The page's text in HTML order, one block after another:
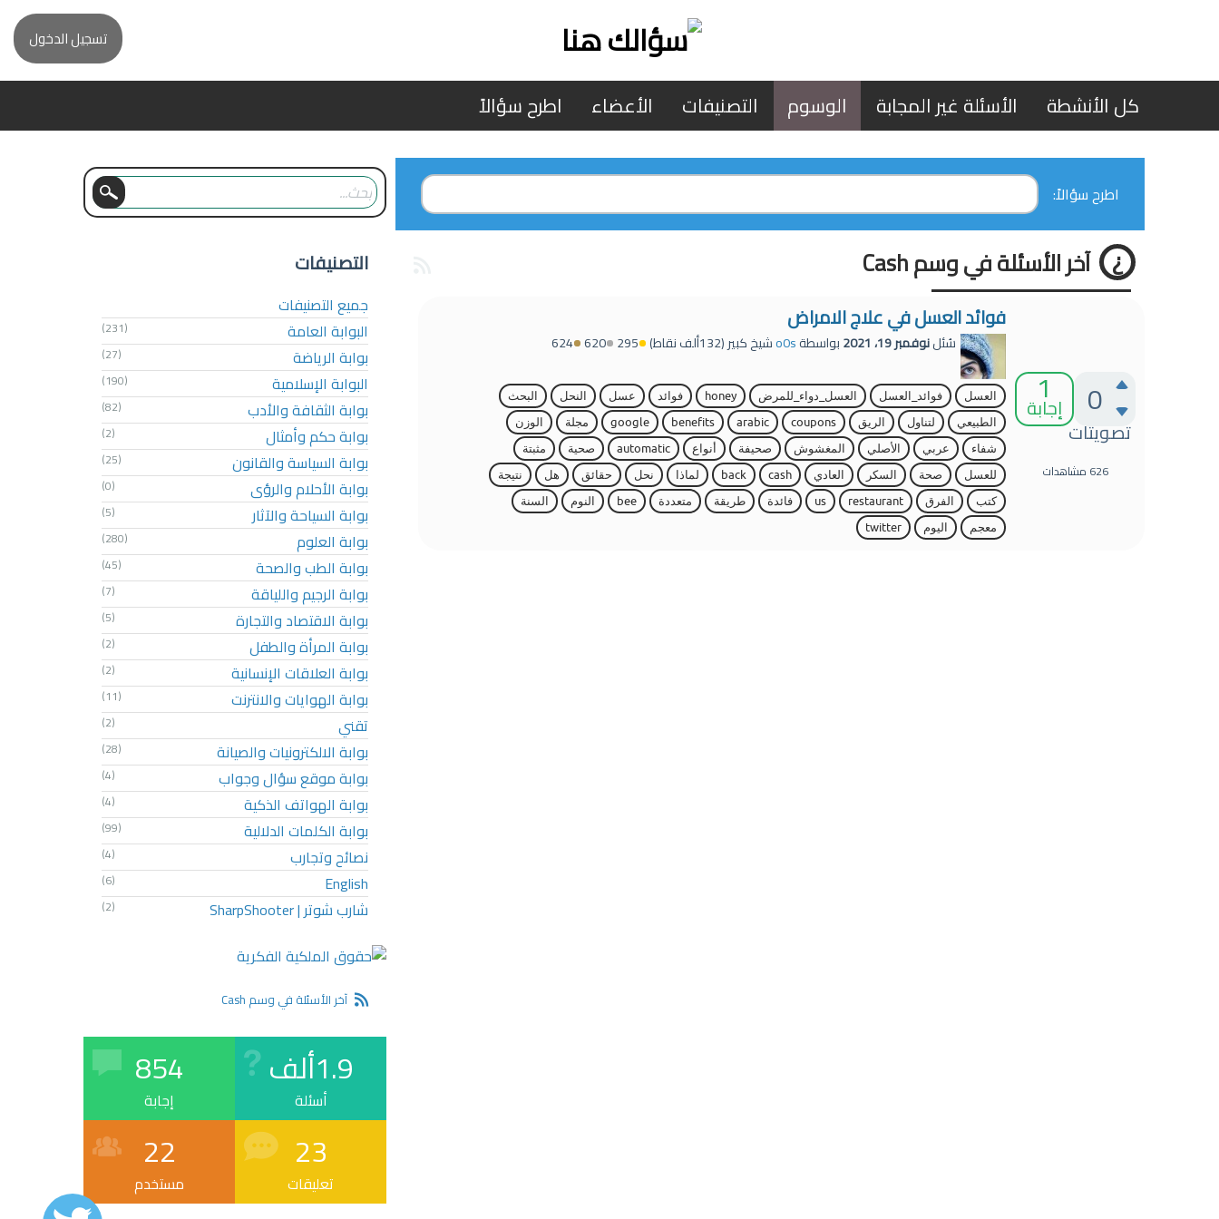
تسجيل الدخول
كل الأنشطة الأسئلة غير المجابة الوسوم التصنيفات الأعضاء اطرح سؤالاً
اطرح سؤالاً:
آخر الأسئلة في وسم Cash
0
تصويتات
1
إجابة
626 مشاهدات
فوائد العسل في علاج الامراض
سُئلنوفمبر 19، 2021 بواسطةo0sشيخ كبير(132ألف نقاط) 295
620
624
العسل فوائد_العسل العسل_دواء_للمرض honey فوائد عسل النحل
البحث
الطبيعي
لتناول الريق coupons
arabic
benefits
google مجلة
الوزن
شفاء
عربي الأصلي المغشوش صحيفة أنواع automatic صحية
مثبتة
للعسل
صحة السكر العادي cash
back لماذا نحل حقائق هل
نتيجة
كتب
الفرق restaurant
us فائدة طريقة متعددة bee النوم
السنة
معجم
اليوم twitter
التصنيفات
جميع التصنيفات
البوابة العامة
(231)
بوابة الرياضة (27)
البوابة الإسلامية (190)
بوابة الثقافة والأدب (82)
بوابة حكم وأمثال (2)
بوابة السياسة والقانون (25)
بوابة الأحلام والرؤى (0)
بوابة السياحة والآثار (5)
بوابة العلوم (280)
بوابة الطب والصحة (45)
بوابة الرجيم واللياقة (7)
بوابة الاقتصاد والتجارة (5)
بوابة المرأة والطفل (2)
بوابة العلاقات الإنسانية (2)
بوابة الهوايات والانترنت (11)
تقني (2)
بوابة الالكترونيات والصيانة (28)
بوابة موقع سؤال وجواب (4)
بوابة الهواتف الذكية (4)
بوابة الكلمات الدلالية (99)
نصائح وتجارب (4)
English
(6)
شارب شوتر | SharpShooter (2)
آخر الأسئلة في وسم Cash
1.9ألف
أسئلة
854
إجابة
23
تعليقات
22
مستخدم